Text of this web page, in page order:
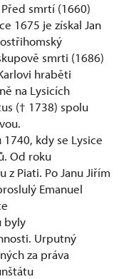
smrtí (1660)
1675 je získal Jan
smrti (1686)
hraběti
na Lysicích
(† 1738) spolu
kdy se Lysice
Od roku
z Piati. Po Janu Jiřím
Emanuel
byly
Urputný
za práva